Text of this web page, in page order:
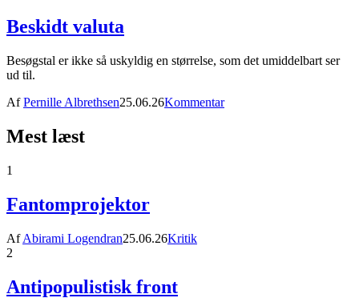
Beskidt valuta
Besøgstal er ikke så uskyldig en størrelse, som det umiddelbart ser
ud til.
AfPernille Albrethsen25.06.26Kommentar
Mest læst
1
Fantomprojektor
AfAbirami Logendran25.06.26Kritik
2
Antipopulistisk front